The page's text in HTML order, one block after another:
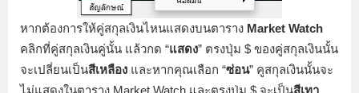
หากต้องการให้คู่สกุลเงินไหนแสดงบนตาราง Market Watch
คลิกที่คู่สกุลเงินคู่นั้น แล้วกด “แสดง” ตรงปุ่ม $ ของคู่สกุลเงินนั้น
จะเปลี่ยนเป็นสีเหลือง และหากคุณเลือก “ซ่อน” คูสกุลเงินนั้นจะ
ไม่แสดงในตาราง Market Watch และตรงปุ่ม $ จะเป็นสีเทา